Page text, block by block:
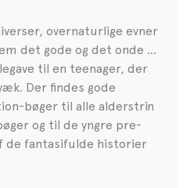
overnaturlige evner
det gode og det onde …
til en teenager, der
Der findes gode
bøger til alle alderstrin
og til de yngre pre-
de fantasifulde historier